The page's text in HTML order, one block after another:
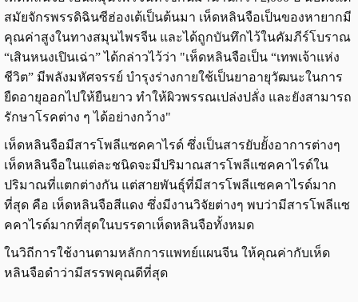
สมัยจักรพรรดิฉินซีฮ่องเต้เป็นต้นมา เห็ดหลินจือเป็นของหายากมี
คุณค่าสูงในทางสมุนไพรจีน และได้ถูกบันทึกไว้ในคัมภีร์โบราณ
“เสินหนงเปินเฉ่า” ได้กล่าวไว้ว่า "เห็ดหลินจือเป็น “เทพเจ้าแห่ง
ชีวิต” มีพลังมหัศจรรย์ บำรุงร่างกายใช้เป็นยาอายุวัฒนะในการ
ยืดอายุออกไปให้ยืนยาว ทำให้ผิวพรรณเปล่งปลั่ง และยังสามารถ
รักษาโรคต่าง ๆ ได้อย่างกว้าง"
เห็ดหลินจือมีสารโพลีแซคคาไรด์ ซึ่งเป็นสารยับยั้งอาการต่างๆ
เห็ดหลินจือในแต่ละชนิดจะมีปริมาณสารโพลีแซคคาไรด์ใน
ปริมาณที่แตกต่างกัน แต่สายพันธุ์ที่มีสารโพลีแซคคาไรด์มาก
ที่สุด คือ เห็ดหลินจือสีแดง ซึ่งมีงานวิจัยต่างๆ พบว่ามีสารโพลีแซ
คคาไรด์มากที่สุดในบรรดาเห็ดหลินจือทั้งหมด
ในวิถีการใช้งานตามหลักการแพทย์แผนจีน ให้คุณค่ากับเห็ด
หลินจือดำว่ามีสรรพคุณดีที่สุด